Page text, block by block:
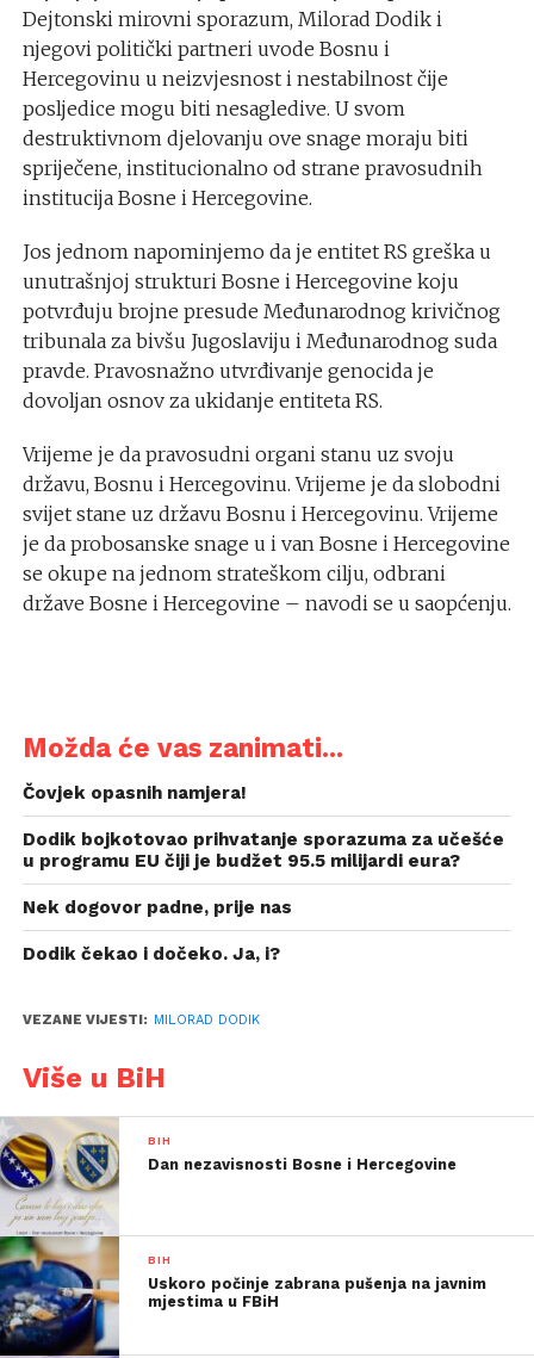
Dejtonski mirovni sporazum, Milorad Dodik i
njegovi politički partneri uvode Bosnu i
Hercegovinu u neizvjesnost i nestabilnost čije
posljedice mogu biti nesagledive. U svom
destruktivnom djelovanju ove snage moraju biti
spriječene, institucionalno od strane pravosudnih
institucija Bosne i Hercegovine.
Jos jednom napominjemo da je entitet RS greška u
unutrašnjoj strukturi Bosne i Hercegovine koju
potvrđuju brojne presude Međunarodnog krivičnog
tribunala za bivšu Jugoslaviju i Međunarodnog suda
pravde. Pravosnažno utvrđivanje genocida je
dovoljan osnov za ukidanje entiteta RS.
Vrijeme je da pravosudni organi stanu uz svoju
državu, Bosnu i Hercegovinu. Vrijeme je da slobodni
svijet stane uz državu Bosnu i Hercegovinu. Vrijeme
je da probosanske snage u i van Bosne i Hercegovine
se okupe na jednom strateškom cilju, odbrani
države Bosne i Hercegovine – navodi se u saopćenju.
Možda će vas zanimati...
Čovjek opasnih namjera!
Dodik bojkotovao prihvatanje sporazuma za učešće
u programu EU čiji je budžet 95.5 milijardi eura?
Nek dogovor padne, prije nas
Dodik čekao i dočeko. Ja, i?
VEZANE VIJESTI: MILORAD DODIK
Više u BiH
BIH
Dan nezavisnosti Bosne i Hercegovine
BIH
Uskoro počinje zabrana pušenja na javnim
mjestima u FBiH